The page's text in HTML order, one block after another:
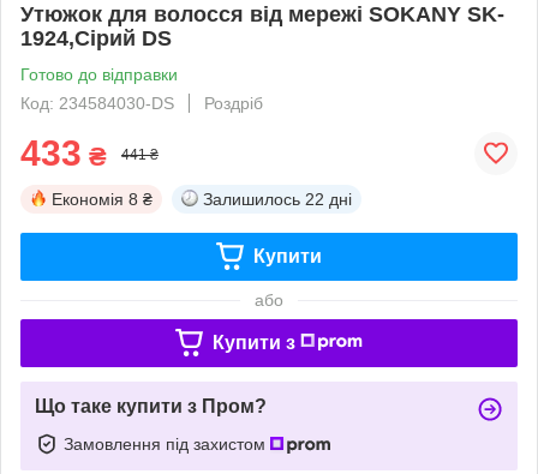
Утюжок для волосся від мережі SOKANY SK-
1924,Сірий DS
Готово до відправки
Код: 234584030-DS
Роздріб
433 ₴ 441 ₴
Економія 8 ₴ Залишилось 22 дні
Купити
або
Купити з
Що таке купити з Пром?
Замовлення під захистом